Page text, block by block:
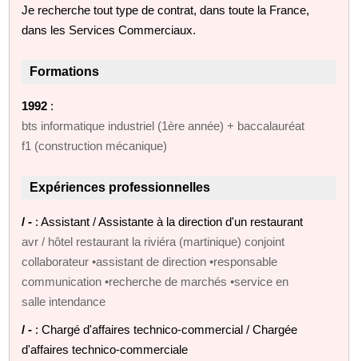
Je recherche tout type de contrat, dans toute la France,
dans les Services Commerciaux.
Formations
1992 :
bts informatique industriel (1ère année) + baccalauréat
f1 (construction mécanique)
Expériences professionnelles
/ - : Assistant / Assistante à la direction d'un restaurant
avr / hôtel restaurant la riviéra (martinique) conjoint
collaborateur •assistant de direction •responsable
communication •recherche de marchés •service en
salle intendance
/ - : Chargé d'affaires technico-commercial / Chargée
d'affaires technico-commerciale